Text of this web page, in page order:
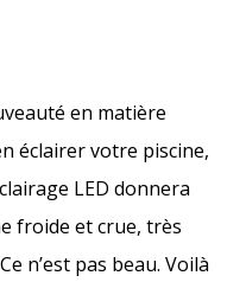
en matière
éclairer votre piscine,
LED donnera
froide et crue, très
n’est pas beau. Voilà